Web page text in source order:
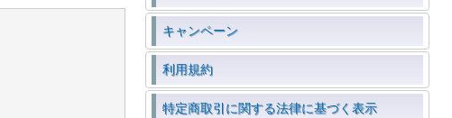
キャンペーン
利用規約
特定商取引に関する法律に基づく表示